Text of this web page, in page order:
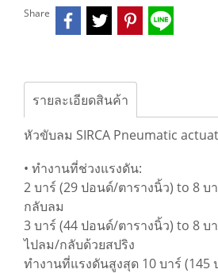
Share
รายละเอียดสินค้า
หัวขับลม SIRCA Pneumatic
• ทำงานที่ช่วงแรงดัน:
2 บาร์ (29 ปอนด์/ตารางนิ้ว) to 8 บ
กลับลม
3 บาร์ (44 ปอนด์/ตารางนิ้ว) to 8 บ
ไปลม/กลับด้วยสปริง
ทำงานที่แรงดันสูงสุด 10 บาร์ (145